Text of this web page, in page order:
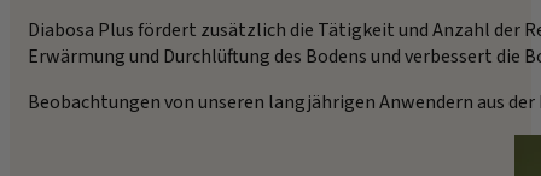
Diabosa Plus fördert zusätzlich die Tätigkeit und Anzahl der
Erwärmung und Durchlüftung des Bodens und verbessert die
Beobachtungen von unseren langjährigen Anwendern aus